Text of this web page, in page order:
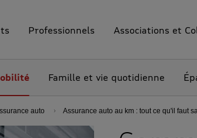
Professionnels Associations et
Famille et vie quotidienne
auto Assurance auto au km : tout ce qu'il faut